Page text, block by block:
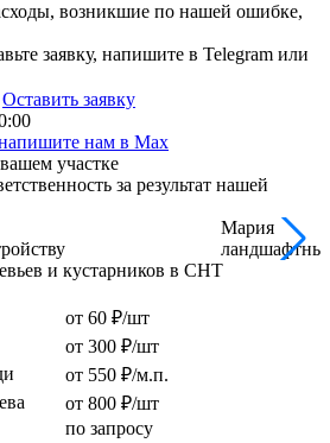
возникшие по нашей ошибке,
заявку, напишите в Telegram или
Оставить заявку
нам в Max
участке
за результат нашей
Мария
и кустарников в СНТ
от 60 ₽/шт
от 300 ₽/шт
от 550 ₽/м.п.
от 800 ₽/шт
по запросу